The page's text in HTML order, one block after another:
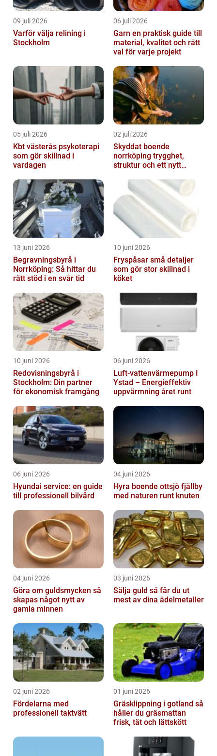
09 juli 2026
Varför välja relining i
Stockholm
06 juli 2026
Garn en praktisk guide till
material, kvalitet och rätt
val för varje projekt
05 juli 2026
Kbt västerås psykoterapi
som gör skillnad i
vardagen
02 juli 2026
Skyddat boende
norrköping trygghet,
struktur och ett nytt
13 juni 2026
Begravningsbyrå i
Norrköping: Så hittar du
rätt stöd i en svår tid
10 juni 2026
Fryspåsar små detaljer
som gör stor skillnad i
köket
10 juni 2026
Redovisningsbyrå i
Stockholm: Din partner
för ekonomisk framgång
06 juni 2026
Luft-vattenvärmepump I
Ystad – Energieffektiv
uppvärmning året runt
06 juni 2026
Hyundai service: en guide
till professionell bilvård
04 juni 2026
Hyra boende ottsjö fjällby
med naturen runt knuten
04 juni 2026
Göra om guldsmycken så
skapas något nytt av
gamla minnen
03 juni 2026
Sälja guld så får du ut
mest av dina ädelmetaller
02 juni 2026
Fördelarna med
professionell taktvätt
01 juni 2026
Gräsklippning i gotland så
håller du gräsmattan
frisk, tät och lättskött